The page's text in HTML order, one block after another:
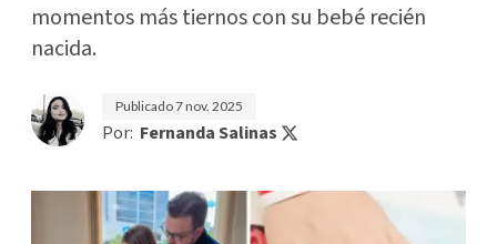
momentos más tiernos con su bebé recién
nacida.
Publicado7 nov. 2025
Por: Fernanda Salinas